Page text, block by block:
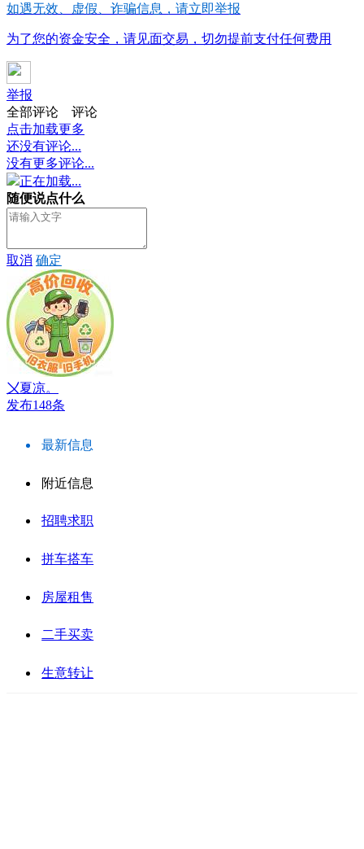
如遇无效、虚假、诈骗信息，请立即举报
为了您的资金安全，请见面交易，切勿提前支付任何费用
举报
全部评论
评论
点击加载更多
还没有评论...
没有更多评论...
正在加载...
随便说点什么
取消 确定
〤夏凉。
发布148条
最新信息
附近信息
招聘求职
拼车搭车
房屋租售
二手买卖
生意转让